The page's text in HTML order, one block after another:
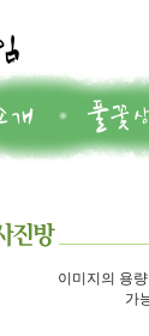
이미지의 용
가